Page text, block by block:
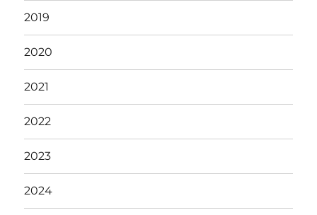
2019
2020
2021
2022
2023
2024